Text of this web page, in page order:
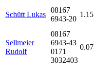
Schütt Lukas
08167
6943-20
1.15
Sellmeier
Rudolf
08167
6943-43
0171
3032403
0.07